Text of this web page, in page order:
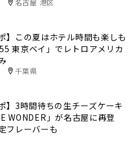
】この夏はホテル時間も楽しも
東京ベイ」でレトロアメリカ
千葉県
】3時間待ちの生チーズケーキ
WONDER」が名古屋に再登
フレーバーも